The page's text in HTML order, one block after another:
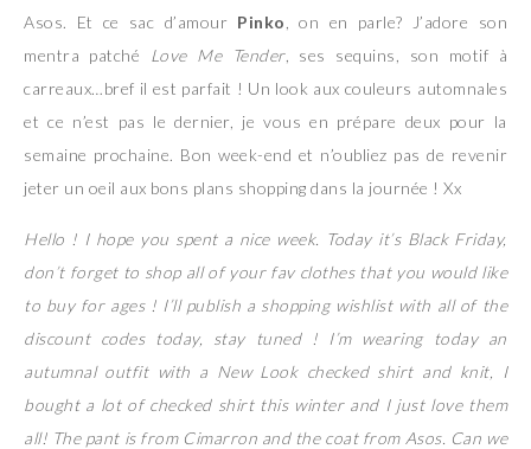
Asos. Et ce sac d’amour Pinko
, on en parle? J’adore son
mentra patché Love Me Tender, ses sequins, son motif à
carreaux…bref il est parfait ! Un look aux couleurs automnales
et ce n’est pas le dernier, je vous en prépare deux pour la
semaine prochaine. Bon week-end et n’oubliez pas de revenir
jeter un oeil aux bons plans shopping dans la journée ! Xx
Hello ! I hope you spent a nice week. Today it’s Black Friday,
don’t forget to shop all of your fav clothes that you would like
to buy for ages ! I’ll publish a shopping wishlist with all of the
discount codes today, stay tuned ! I’m wearing today an
autumnal outfit with a New Look checked shirt and knit, I
bought a lot of checked shirt this winter and I just love them
all! The pant is from Cimarron and the coat from Asos. Can we